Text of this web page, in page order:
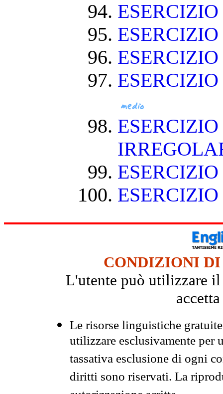
CONDIZIONI DI
L'utente può utilizzare il
Le risorse linguistiche
utilizzare esclusivamente per
tassativa esclusione di ogni
diritti sono riservati. La